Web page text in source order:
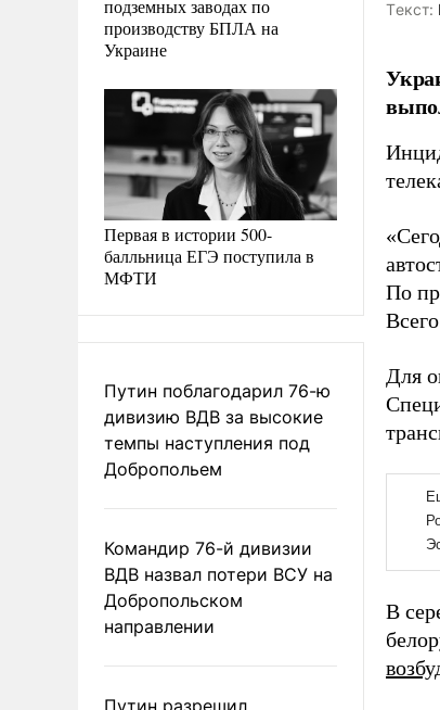
подземных заводах по
производству БПЛА на
Украине
Первая в истории 500-
балльница ЕГЭ поступила в
МФТИ
Путин поблагодарил 76-ю
дивизию ВДВ за высокие
темпы наступления под
Добропольем
Командир 76-й дивизии
ВДВ назвал потери ВСУ на
Добропольском
направлении
Путин разрешил
Tекст:
По
Для
В